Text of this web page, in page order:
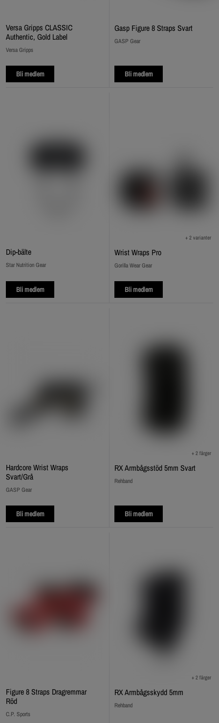
Versa Gripps CLASSIC
Authentic, Gold Label
Versa Gripps
Bli medlem
Gasp Figure 8 Straps Svart
GASP Gear
Bli medlem
Dip‑bälte
Star Nutrition Gear
Bli medlem
Wrist Wraps Pro
+ 2 varianter
Gorilla Wear Gear
Bli medlem
Hardcore Wrist Wraps
Svart/Grå
GASP Gear
Bli medlem
RX Armbågsstöd 5mm Svart
+ 2 färger
Rehband
Bli medlem
Figure 8 Straps Dragremmar
Röd
C.P. Sports
RX Armbågsskydd 5mm
+ 2 färger
Rehband